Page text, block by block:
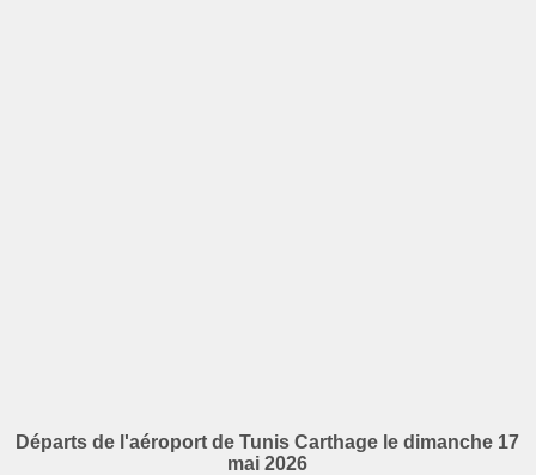
Départs de l'aéroport de Tunis Carthage le dimanche 17
mai 2026